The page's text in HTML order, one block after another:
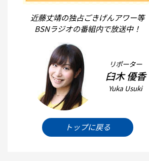
近藤丈靖の独占ごきげんアワー等
BSNラジオの番組内で放送中！
リポーター
臼木 優香
Yuka Usuki
トップに戻る